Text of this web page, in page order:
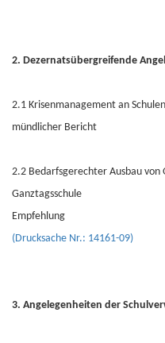
2. Dezernatsübergreifende
2.1 Krisenmanagement an Schulen
mündlicher Bericht
2.2 Bedarfsgerechter Ausbau
Ganztagsschule
Empfehlung
(Drucksache Nr.: 14161-09)
3. Angelegenheiten der